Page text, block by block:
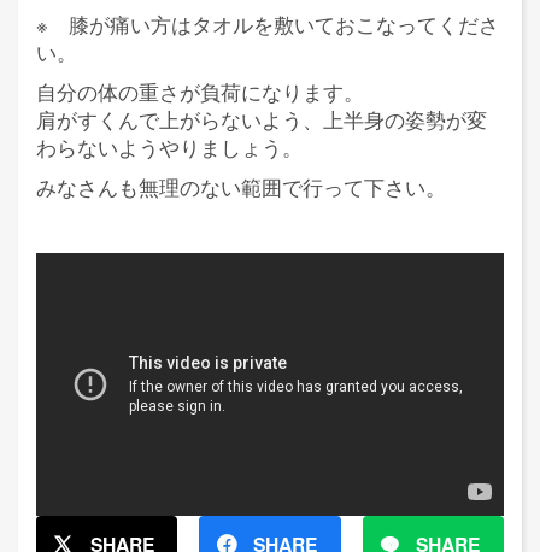
※ 膝が痛い方はタオルを敷いておこなってくださ
い。
自分の体の重さが負荷になります。
肩がすくんで上がらないよう、上半身の姿勢が変
わらないようやりましょう。
みなさんも無理のない範囲で行って下さい。
SHARE SHARE SHARE